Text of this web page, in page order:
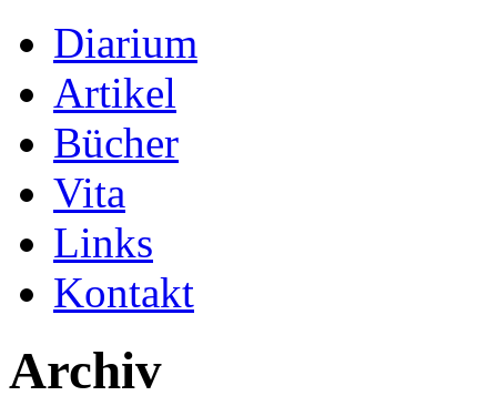
Diarium
Artikel
Bücher
Vita
Links
Kontakt
Archiv